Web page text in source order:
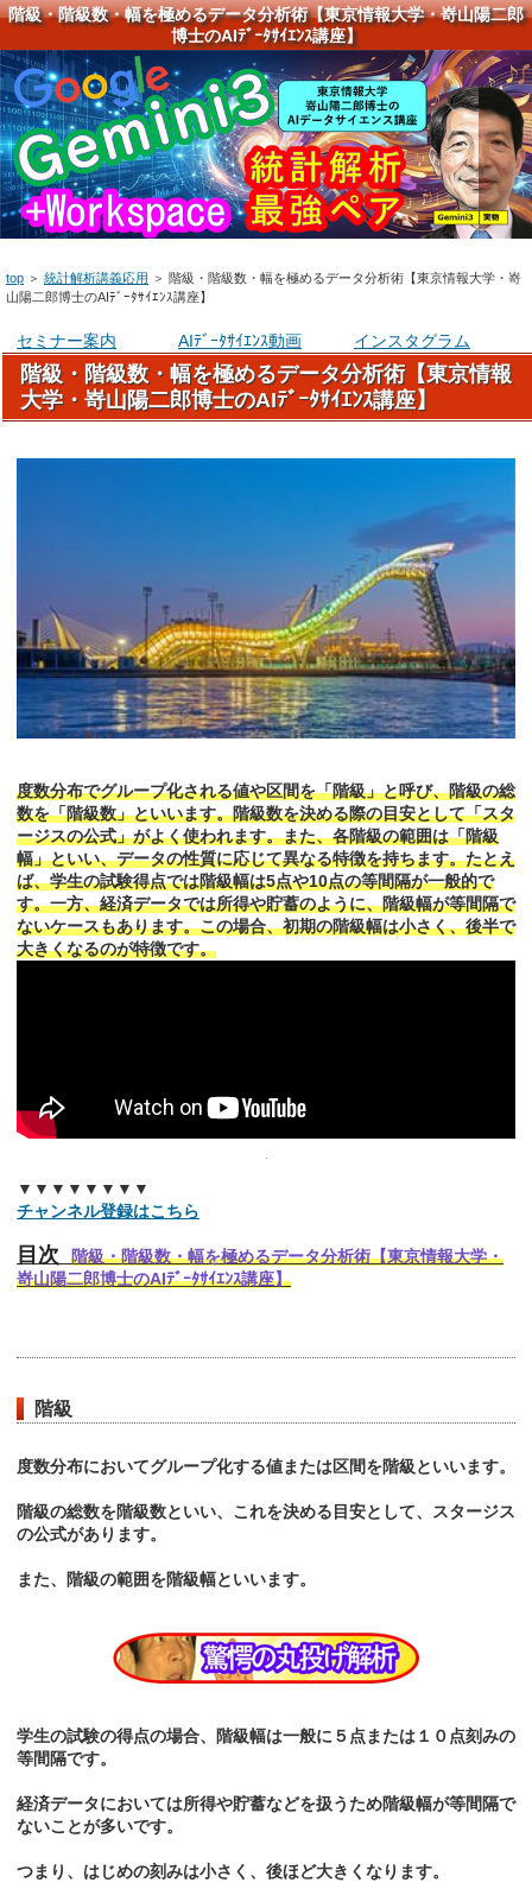
階級・階級数・幅を極めるデータ分析術【東京情報大学・嵜山陽二郎
博士のAIﾃﾞｰﾀｻｲｴﾝｽ講座】
top ＞ 統計解析講義応用 ＞ 階級・階級数・幅を極めるデータ分析術【東京情報大学・嵜
山陽二郎博士のAIﾃﾞｰﾀｻｲｴﾝｽ講座】
セミナー案内 AIﾃﾞｰﾀｻｲｴﾝｽ動画 インスタグラム
階級・階級数・幅を極めるデータ分析術【東京情報
大学・嵜山陽二郎博士のAIﾃﾞｰﾀｻｲｴﾝｽ講座】
度数分布でグループ化される値や区間を「階級」と呼び、階級の総
数を「階級数」といいます。階級数を決める際の目安として「スタ
ージスの公式」がよく使われます。また、各階級の範囲は「階級
幅」といい、データの性質に応じて異なる特徴を持ちます。たとえ
ば、学生の試験得点では階級幅は5点や10点の等間隔が一般的で
す。一方、経済データでは所得や貯蓄のように、階級幅が等間隔で
ないケースもあります。この場合、初期の階級幅は小さく、後半で
大きくなるのが特徴です。
▼▼▼▼▼▼▼▼
チャンネル登録はこちら
目次
階級・階級数・幅を極めるデータ分析術【東京情報大学・
嵜山陽二郎博士のAIﾃﾞｰﾀｻｲｴﾝｽ講座】
階級
度数分布においてグループ化する値または区間を階級といいます。
階級の総数を階級数といい、これを決める目安として、スタージス
の公式があります。
また、階級の範囲を階級幅といいます。
学生の試験の得点の場合、階級幅は一般に５点または１０点刻みの
等間隔です。
経済データにおいては所得や貯蓄などを扱うため階級幅が等間隔で
ないことが多いです。
つまり、はじめの刻みは小さく、後ほど大きくなります。